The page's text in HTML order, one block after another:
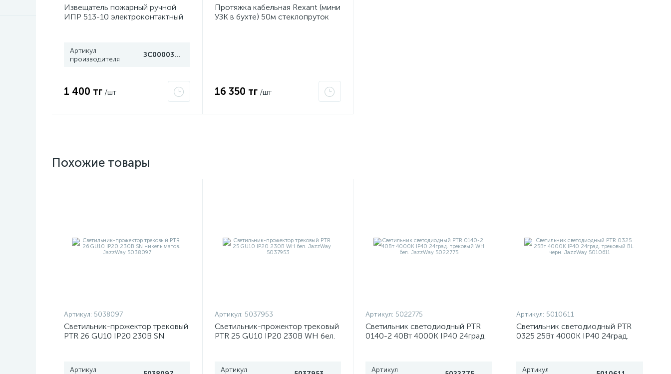
Извещатель пожарный ручной
ИПР 513-10 электроконтактный
Артикул
производителя
ЗС000030078
1 400 тг /шт
Протяжка кабельная Rexant (мини
УЗК в бухте) 50м стеклопруток
16 350 тг /шт
Похожие товары
Артикул: 5038097
Светильник-прожектор трековый
PTR 26 GU10 IP20 230В SN
Артикул
Артикул: 5037953
Светильник-прожектор трековый
PTR 25 GU10 IP20 230В WH бел.
Артикул
Артикул: 5022775
Светильник светодиодный PTR
0140-2 40Вт 4000К IP40 24град.
Артикул
Артикул: 5010611
Светильник светодиодный PTR
0325 25Вт 4000К IP40 24град.
Артикул